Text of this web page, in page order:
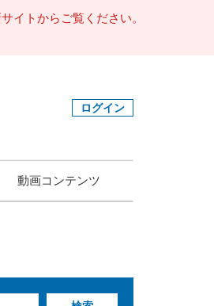
イトからご覧ください。
ログイン
動画コンテンツ